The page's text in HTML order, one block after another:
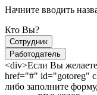
Начните вводить
Кто Вы?
Сотрудник
Работодатель
<div>Если Вы
href="#" id="gotoreg"
либо заполните